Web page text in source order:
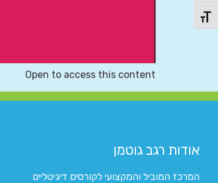
מתג גודל גופן
Open to access this content
אודות רגב גוטמן
המרכז המוביל והמקצועי לקורסים דיגיטליים